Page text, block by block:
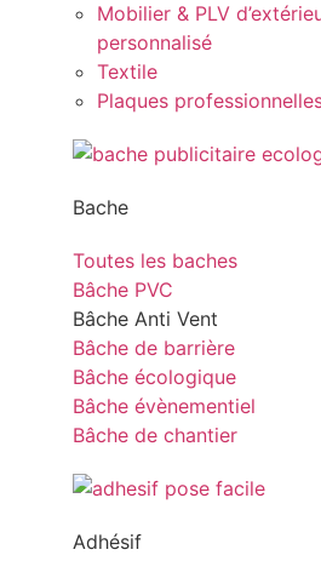
Mobilier & PLV
personnalisé
Textile
Plaques
Bache
Toutes les baches
Bâche PVC
Bâche Anti Vent
Bâche de barrière
Bâche écologique
Bâche évènementiel
Bâche de chantier
Adhésif